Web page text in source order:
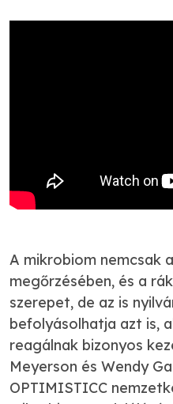
A mikrobiom nemcsak
megőrzésében, és a
szerepet, de az is
befolyásolhatja azt is,
reagálnak bizonyos
Meyerson és Wendy
OPTIMISTICC